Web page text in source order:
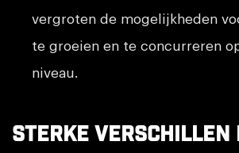
vergroten de mogelijkheden
te groeien en te concurreren
niveau.
Sterke verschillen